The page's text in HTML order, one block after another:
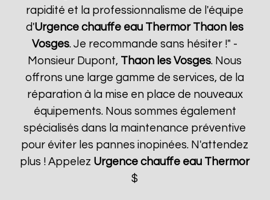
rapidité et la professionnalisme de l'équipe
d'Urgence chauffe eau Thermor Thaon les
Vosges. Je recommande sans hésiter !" -
Monsieur Dupont, Thaon les Vosges. Nous
offrons une large gamme de services, de la
réparation à la mise en place de nouveaux
équipements. Nous sommes également
spécialisés dans la maintenance préventive
pour éviter les pannes inopinées. N'attendez
plus ! Appelez Urgence chauffe eau Thermor
$